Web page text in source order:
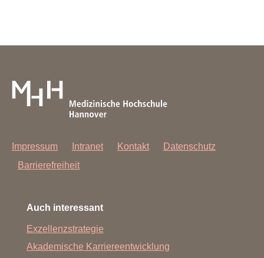
Impressum Intranet Kontakt
Datenschutz
Barrierefreiheit
Auch interessant
Exzellenzstrategie
Akademische Karriereentwicklung